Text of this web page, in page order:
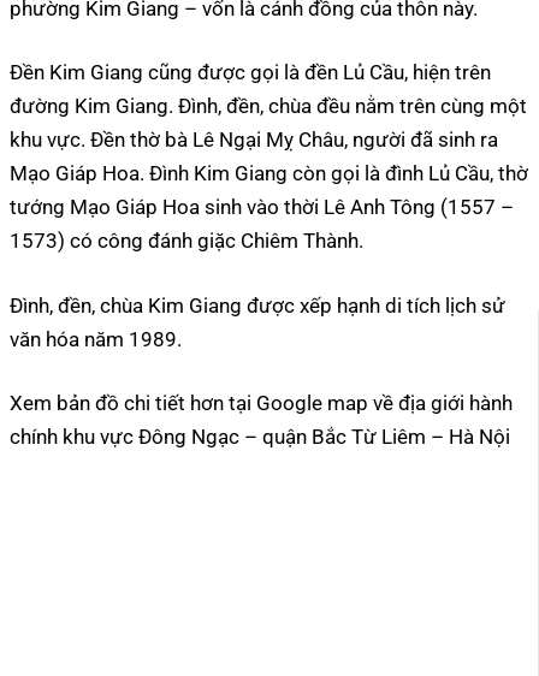
phường Kim Giang – vốn là cánh đồng của thôn này.
Đền Kim Giang cũng được gọi là đền Lủ Cầu, hiện trên
đường Kim Giang. Đình, đền, chùa đều nằm trên cùng một
khu vực. Đền thờ bà Lê Ngại Mỵ Châu, người đã sinh ra
Mạo Giáp Hoa. Đình Kim Giang còn gọi là đình Lủ Cầu, thờ
tướng Mạo Giáp Hoa sinh vào thời Lê Anh Tông (1557 –
1573) có công đánh giặc Chiêm Thành.
Đình, đền, chùa Kim Giang được xếp hạnh di tích lịch sử
văn hóa năm 1989.
Xem bản đồ chi tiết hơn tại Google map về địa giới hành
chính khu vực Đông Ngạc – quận Bắc Từ Liêm – Hà Nội